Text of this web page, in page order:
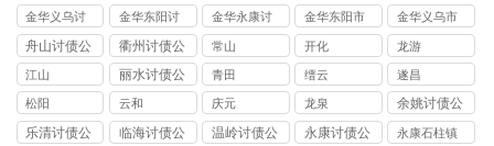
司
债公司
债公司
债公司
债公司
金华义乌讨
债公司
金华东阳讨
债公司
金华永康讨
债公司
金华东阳市
讨债公司
金华义乌市
讨债公司
舟山讨债公
司
衢州讨债公
司
常山 开化 龙游
江山
丽水讨债公
司
青田 缙云 遂昌
松阳 云和 庆元 龙泉
余姚讨债公
司
乐清讨债公
临海讨债公
温岭讨债公
永康讨债公
永康石柱镇